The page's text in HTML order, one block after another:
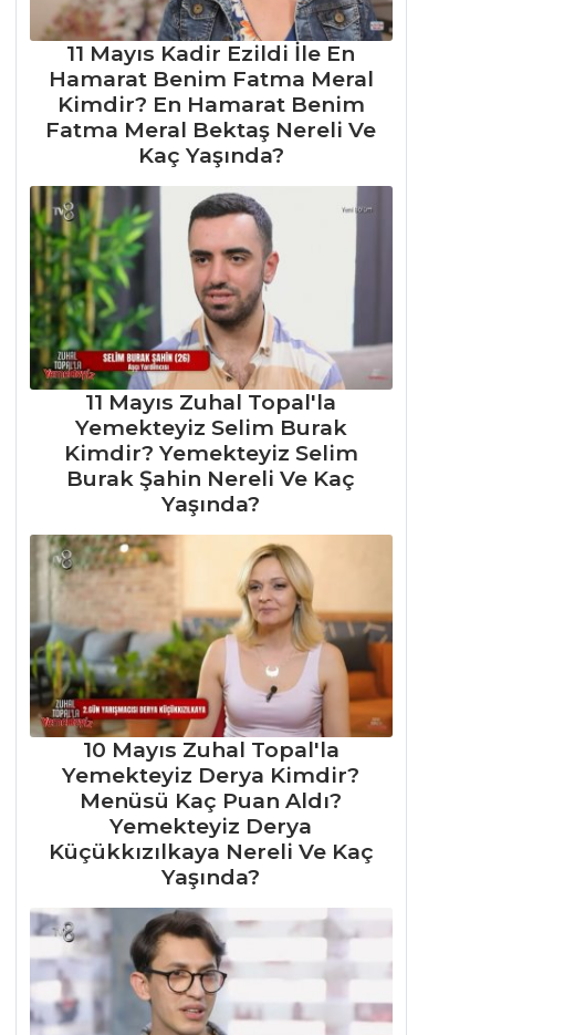
11 Mayıs Kadir Ezildi İle En
Hamarat Benim Fatma Meral
Kimdir? En Hamarat Benim
Fatma Meral Bektaş Nereli Ve
Kaç Yaşında?
11 Mayıs Zuhal Topal'la
Yemekteyiz Selim Burak
Kimdir? Yemekteyiz Selim
Burak Şahin Nereli Ve Kaç
Yaşında?
10 Mayıs Zuhal Topal'la
Yemekteyiz Derya Kimdir?
Menüsü Kaç Puan Aldı?
Yemekteyiz Derya
Küçükkızılkaya Nereli Ve Kaç
Yaşında?